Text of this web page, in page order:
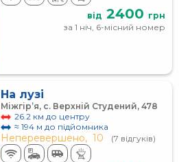
від 2400 грн
за 1 ніч, 6-місний номер
На лузі
Міжгір’я, с. Верхній Студений, 478
26.2 км до центру
≈ 194 м до підйомника
Неперевершено, 10 (7 відгуків)